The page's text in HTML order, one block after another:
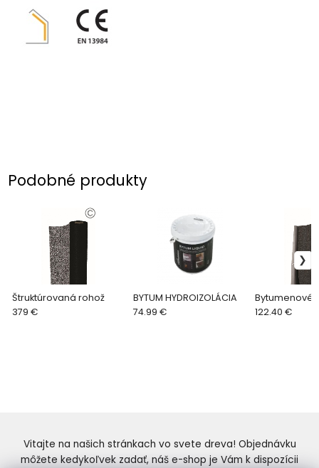
Podobné produkty
Štruktúrovaná rohož
379 €
BYTUM HYDROIZOLÁCIA
74.99 €
Bytumenové
122.40 €
Vitajte na našich stránkach vo svete dreva! Objednávku
môžete kedykoľvek zadať, náš e-shop je Vám k dispozícii